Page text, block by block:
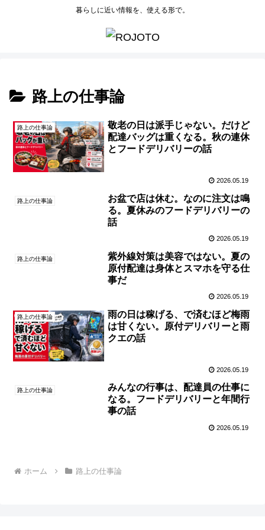
暮らしに近い情報を、使える形で。
路上の仕事論
路上の仕事論
敬老の日は派手じゃない。だけど
配達バッグは重くなる。秋の連休
とフードデリバリーの話
2026.05.19
路上の仕事論
お盆で店は休む。なのに注文は鳴
る。夏休みのフードデリバリーの
話
2026.05.19
路上の仕事論
紫外線対策は美容ではない。夏の
原付配達は身体とスマホを守る仕
事だ
2026.05.19
路上の仕事論
雨の日は稼げる、で済むほど梅雨
は甘くない。原付デリバリーと雨
クエの話
2026.05.19
路上の仕事論
みんなの行事は、配達員の仕事に
なる。フードデリバリーと年間行
事の話
2026.05.19
ホーム 路上の仕事論